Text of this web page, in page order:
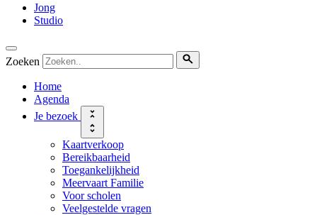
Jong
Studio
Zoeken
Home
Agenda
Je bezoek
Kaartverkoop
Bereikbaarheid
Toegankelijkheid
Meervaart Familie
Voor scholen
Veelgestelde vragen